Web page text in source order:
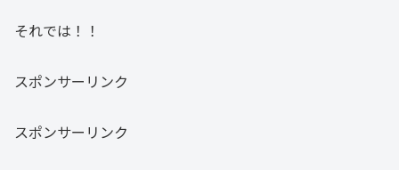
それでは！！
スポンサーリンク
スポンサーリンク